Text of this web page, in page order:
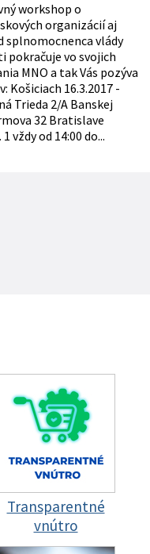
workshop o
organizácií aj
splnomocnenca vlády
pokračuje vo svojich
MNO a tak Vás pozýva
Košiciach 16.3.2017 -
Trieda 2/A Banskej
32 Bratislave
vždy od 14:00 do...
Transparentné
vnútro